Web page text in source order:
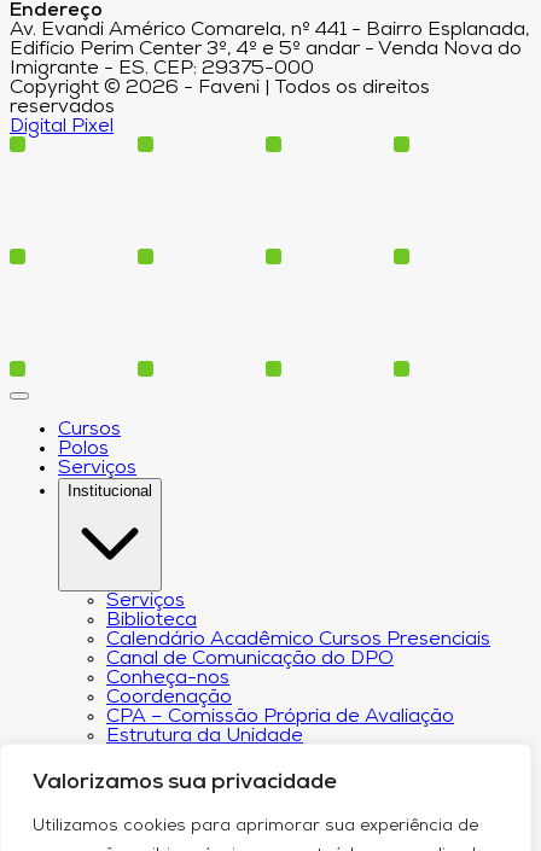
Valorizamos sua privacidade
Utilizamos cookies para aprimorar sua experiência de
Endereço
Av. Evandi Américo Comarela, nº 441 - Bairro Esplanada,
Edifício Perim Center 3º, 4º e 5º andar - Venda Nova do
Imigrante - ES. CEP: 29375-000
Copyright © 2026 - Faveni | Todos os direitos
reservados
Digital Pixel
Cursos
Polos
Serviços
Institucional
Serviços
Biblioteca
Calendário Acadêmico Cursos Presenciais
Canal de Comunicação do DPO
Conheça-nos
Coordenação
CPA – Comissão Própria de Avaliação
Estrutura da Unidade
Programa de Iniciação Científica
Núcleo de Apoio Psicopedagógico
Regimento
Responsabilidade Social